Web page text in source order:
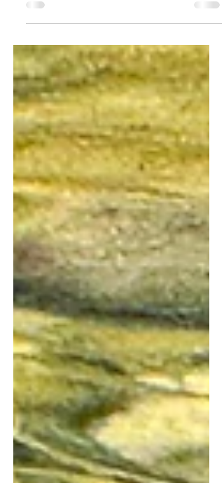
そらなさゆりのYouTubeチャンネル「そらク
エ」の撮影の為2日間フィッシングガイド。 2
ライベート釣行！ 釣行の模様はおそらくも
う少ししたらYouTubeにアップされるはず🤣
そらなさゆり...